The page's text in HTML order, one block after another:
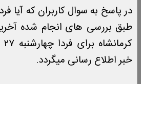
در پاسخ به سوال کاربران که آیا
طبق بررسی های انجام شده
خبر اطلاع رسانی میگردد.